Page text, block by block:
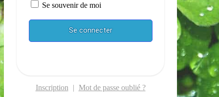
Se souvenir de moi
Inscription | Mot de passe oublié ?